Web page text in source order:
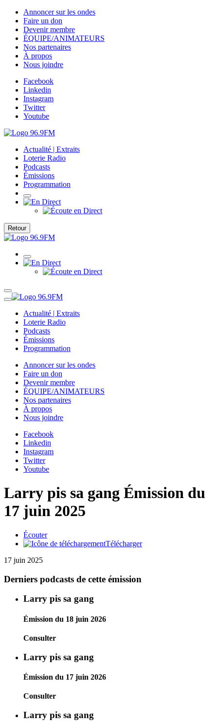
Annoncer sur les ondes
Faire un don
Devenir membre
ÉQUIPE/ANIMATEURS
Nos partenaires
À propos
Nous joindre
Facebook
Linkedin
Instagram
Twitter
Youtube
Actualité | Extraits
Loterie Radio
Podcasts
Émissions
Programmation
Retour
Actualité | Extraits
Loterie Radio
Podcasts
Émissions
Programmation
Annoncer sur les ondes
Faire un don
Devenir membre
ÉQUIPE/ANIMATEURS
Nos partenaires
À propos
Nous joindre
Facebook
Linkedin
Instagram
Twitter
Youtube
Larry pis sa gang Émission du
17 juin 2025
Écouter
Télécharger
17 juin 2025
Derniers podcasts de cette émission
Larry pis sa gang
Émission du 18 juin 2026
Consulter
Larry pis sa gang
Émission du 17 juin 2026
Consulter
Larry pis sa gang